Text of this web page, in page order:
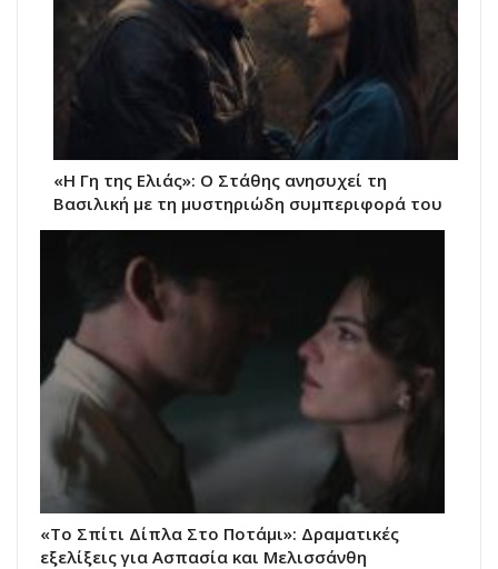
«Η Γη της Ελιάς»: Ο Στάθης ανησυχεί τη
Βασιλική με τη μυστηριώδη συμπεριφορά του
«Το Σπίτι Δίπλα Στο Ποτάμι»: Δραματικές
εξελίξεις για Ασπασία και Μελισσάνθη